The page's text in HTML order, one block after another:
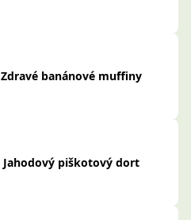
Zdravé banánové muffiny
Jahodový piškotový dort